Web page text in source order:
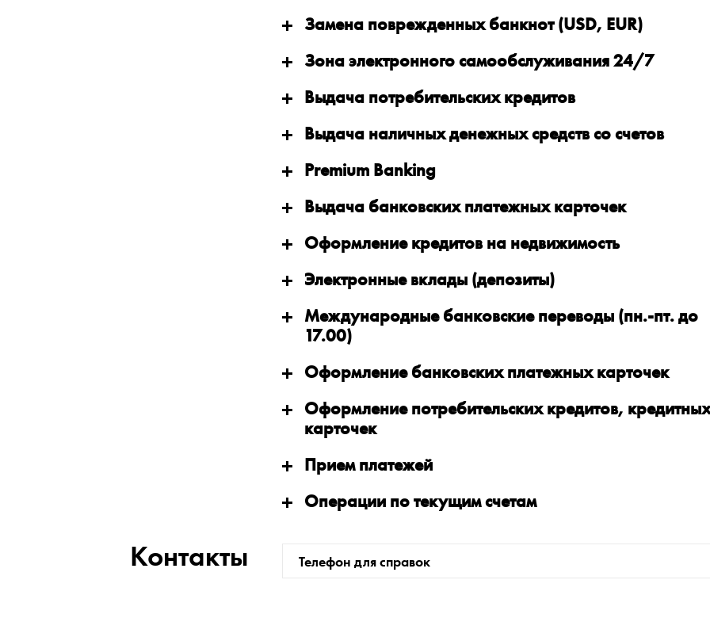
Замена поврежденных банкнот (USD, EUR)
Зона электронного самообслуживания 24/7
Выдача потребительских кредитов
Выдача наличных денежных средств со счетов
Premium Banking
Выдача банковских платежных карточек
Оформление кредитов на недвижимость
Электронные вклады (депозиты)
Международные банковские переводы (пн.-пт. до
17.00)
Оформление банковских платежных карточек
Оформление потребительских кредитов,
карточек
Прием платежей
Операции по текущим счетам
Контакты Телефон для справок